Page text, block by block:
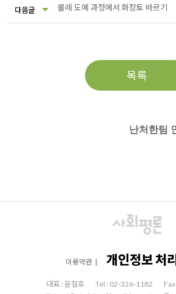
다음글 물레 도예 과정에서 화장토 바르기
목록
난처한팀
이용약관 | 개인정보 처
대표 : 윤철호 Tel : 02-326-1182